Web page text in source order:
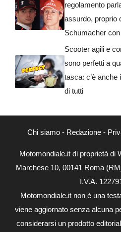
regolamento
assurdo, proprio
Schumacher
Scooter agili e
sono perfetti a
tasca: c’è anche
di tutti
Chi siamo- Redazione-
Motomondiale.it di proprietà di
Marchese 10, 00141 Roma
I.V.A.
Motomondiale.it non è una
viene aggiornato senza alcuna
considerarsi un prodotto